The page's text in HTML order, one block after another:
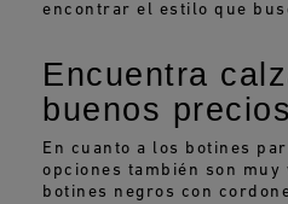
encontrar el estilo que
Encuentra
buenos precios
En cuanto a los botines
opciones también son muy
botines negros con